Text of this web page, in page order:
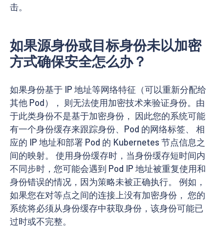
击。
如果源身份或目标身份未以加密
方式确保安全怎么办？
如果身份基于 IP 地址等网络特征（可以重新分配给
其他 Pod）， 则无法使用加密技术来验证身份。由
于此类身份不是基于加密身份， 因此您的系统可能
有一个身份缓存来跟踪身份、Pod 的网络标签、 相
应的 IP 地址和部署 Pod 的 Kubernetes 节点信息之
间的映射。 使用身份缓存时，当身份缓存短时间内
不同步时，您可能会遇到 Pod IP 地址被重复使用和
身份错误的情况，因为策略未被正确执行。 例如，
如果您在对等点之间的连接上没有加密身份， 您的
系统将必须从身份缓存中获取身份，该身份可能已
过时或不完整。